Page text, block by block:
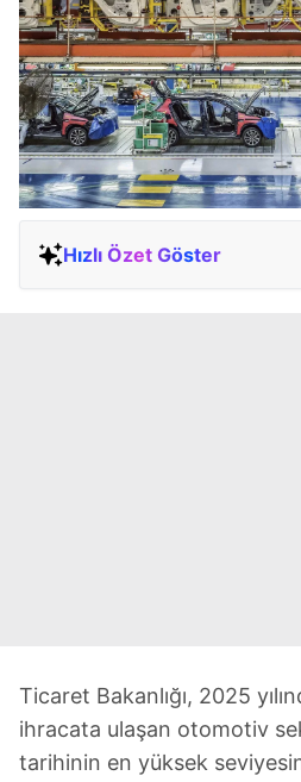
Hızlı Özet Göster
Ticaret Bakanlığı, 2025
ihracata ulaşan otomotiv
tarihinin en yüksek seviyesine